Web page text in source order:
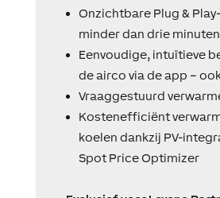
Onzichtbare Plug &
minder dan drie minuten
Eenvoudige, intuïtieve
de airco via de app –
Vraaggestuurd
Kostenefficiënt
koelen dankzij PV-
Spot Price Optimizer